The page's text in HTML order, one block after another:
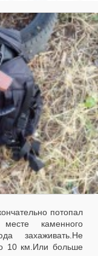
потопал
каменного
захаживать.Не
10 км.Или больше